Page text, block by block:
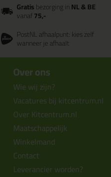
Gratisbezorging inNL & BE
vanaf75,-
PostNL afhaalpunt: kies zelf
wanneer je afhaalt
Over ons
Wie wij zijn?
Vacatures bij kitcentrum.nl
Over Kitcentrum.nl
Maatschappelijk
Winkelmand
Contact
Leverancier worden?